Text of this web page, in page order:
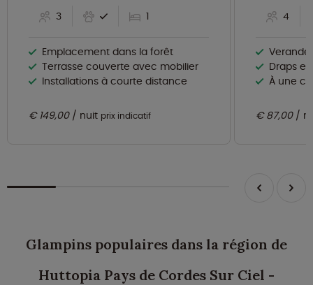
3
1
Emplacement dans la forêt
Terrasse couverte avec mobilier
Installations à courte distance
€ 149,00 nuit prix indicatif
4
Draps
À une
€ 87,00
Glampins populaires dans la région de
Huttopia Pays de Cordes Sur Ciel -